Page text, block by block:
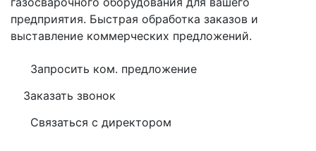
предприятия. Быстрая обработка заказов и
выставление коммерческих предложений.
Запросить ком. предложение
Заказать звонок
Связаться с директором